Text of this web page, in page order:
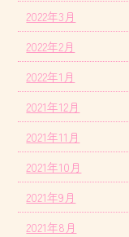
2022年3月
2022年2月
2022年1月
2021年12月
2021年11月
2021年10月
2021年9月
2021年8月